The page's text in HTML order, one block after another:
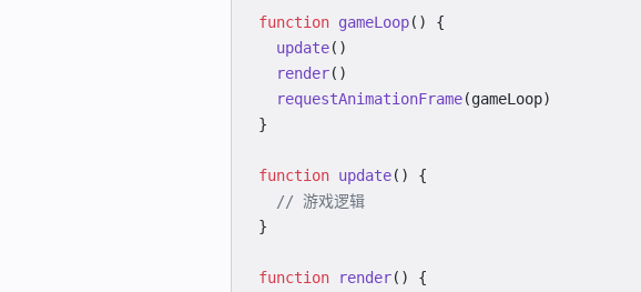
function gameLoop() {
  update
()
  render
()
  requestAnimationFrame
(gameLoop)
}
function update() {
  // 游戏逻辑
}
function render() {